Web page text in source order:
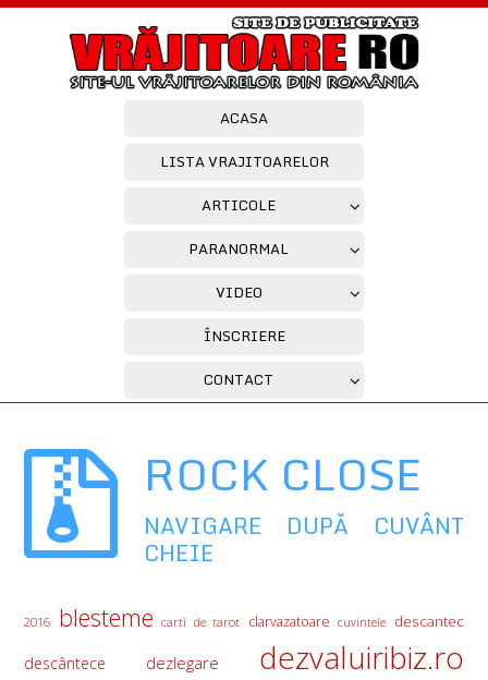
ACASA
LISTA VRAJITOARELOR
ARTICOLE
PARANORMAL
VIDEO
ÎNSCRIERE
CONTACT
ROCK CLOSE
NAVIGARE DUPĂ CUVÂNT
CHEIE
2016 blesteme carti de tarot clarvazatoare cuvintele descantec
descântece dezlegare dezvaluiribiz.ro